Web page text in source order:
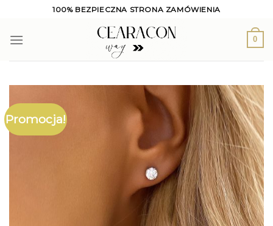
content
100% BEZPIECZNA STRONA ZAMÓWIENIA
0
Promocja!